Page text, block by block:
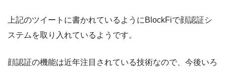
上記のツイートに書かれているようにBlockFiで顔認証シ
ステムを取り入れているようです。
顔認証の機能は近年注目されている技術なので、今後いろ